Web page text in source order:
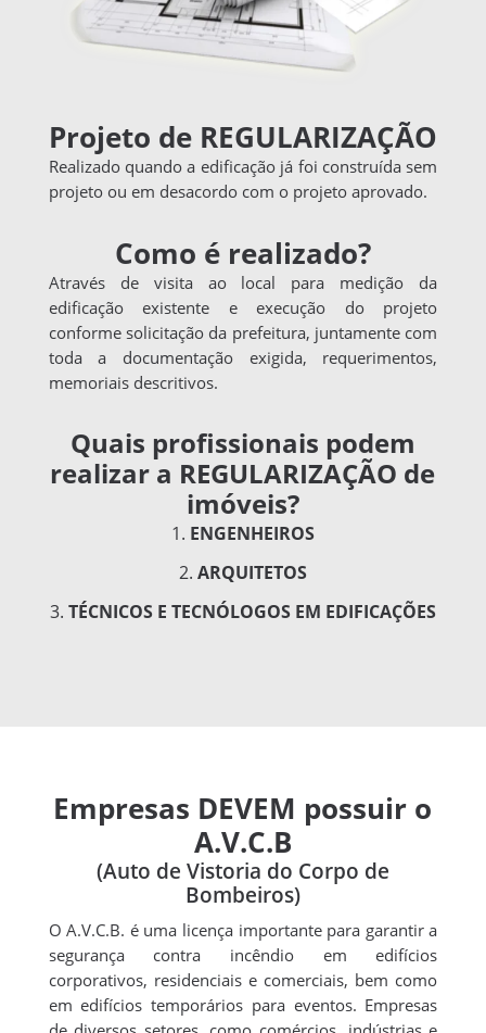
Projeto de REGULARIZAÇÃO
Realizado quando a edificação já foi construída sem
projeto ou em desacordo com o projeto aprovado.
Como é realizado?
Através de visita ao local para medição da
edificação existente e execução do projeto
conforme solicitação da prefeitura, juntamente com
toda a documentação exigida, requerimentos,
memoriais descritivos.
Quais profissionais podem
realizar a REGULARIZAÇÃO de
imóveis?
ENGENHEIROS
ARQUITETOS
TÉCNICOS E TECNÓLOGOS EM EDIFICAÇÕES
Empresas DEVEM possuir o
A.V.C.B
(Auto de Vistoria do Corpo de
Bombeiros)
O A.V.C.B. é uma licença importante para garantir a
segurança contra incêndio em edifícios
corporativos, residenciais e comerciais, bem como
em edifícios temporários para eventos. Empresas